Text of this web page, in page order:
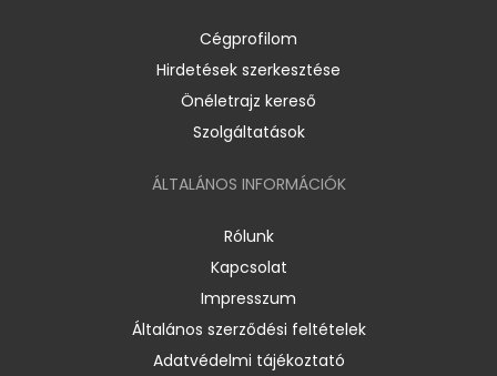
Cégprofilom
Hirdetések szerkesztése
Önéletrajz kereső
Szolgáltatások
ÁLTALÁNOS INFORMÁCIÓK
Rólunk
Kapcsolat
Impresszum
Általános szerződési feltételek
Adatvédelmi tájékoztató